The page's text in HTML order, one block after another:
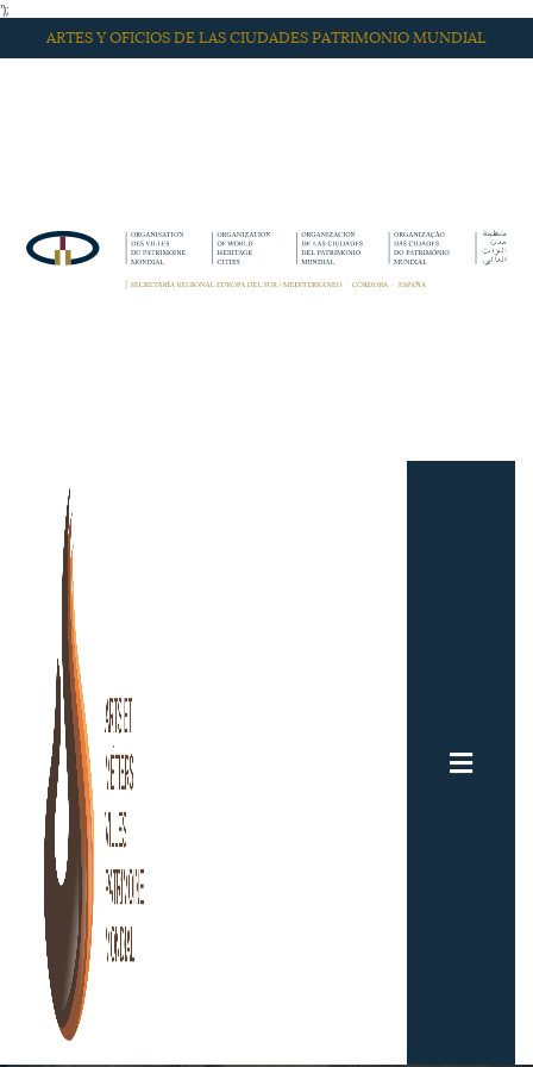
');
ARTES Y OFICIOS DE LAS CIUDADES PATRIMONIO MUNDIAL